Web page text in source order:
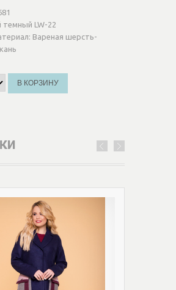
темный LW-22
Вареная шерсть-
В КОРЗИНУ